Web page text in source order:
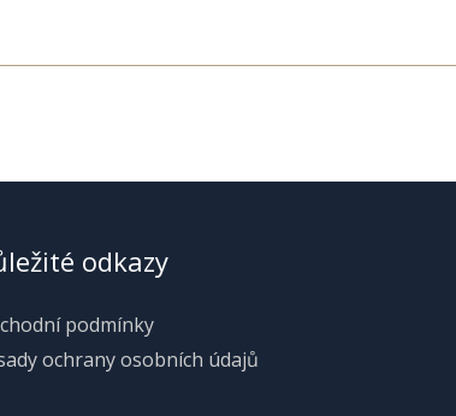
odkazy
podmínky
ochrany osobních údajů